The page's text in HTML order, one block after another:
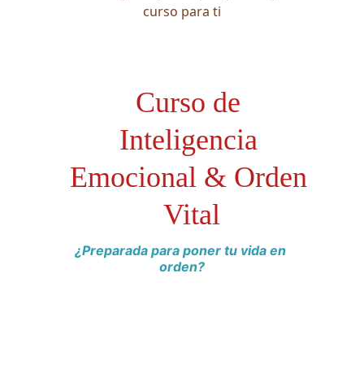
curso para ti
Curso de
Inteligencia
Emocional & Orden
Vital
¿Preparada para poner tu vida en
orden?